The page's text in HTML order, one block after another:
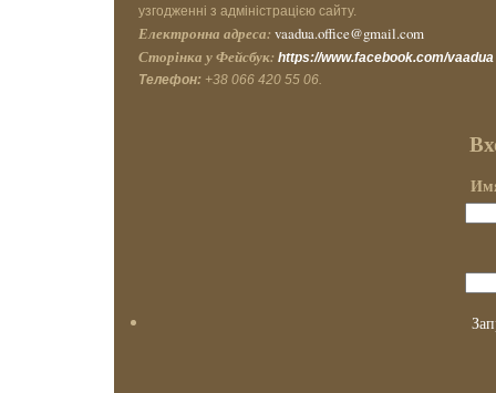
узгодженні з адміністрацією сайту.
Електронна адреса: vaadua.office@gmail.com
Сторінка у Фейсбук: https://www.facebook.com/vaadua
Телефон: +38 066 420 55 06.